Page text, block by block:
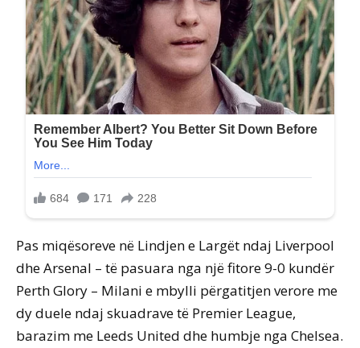
Pas miqësoreve në Lindjen e Largët ndaj Liverpool
dhe Arsenal – të pasuara nga një fitore 9-0 kundër
Perth Glory – Milani e mbylli përgatitjen verore me
dy duele ndaj skuadrave të Premier League,
barazim me Leeds United dhe humbje nga Chelsea.